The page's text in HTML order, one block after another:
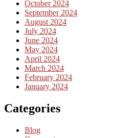
October 2024
September 2024
August 2024
July 2024
June 2024
May 2024
April 2024
March 2024
February 2024
January 2024
Categories
Blog